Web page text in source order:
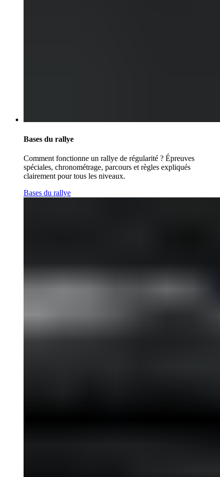
Bases du rallye
Comment fonctionne un rallye de régularité ? Épreuves
spéciales, chronométrage, parcours et règles expliqués
clairement pour tous les niveaux.
Bases du rallye